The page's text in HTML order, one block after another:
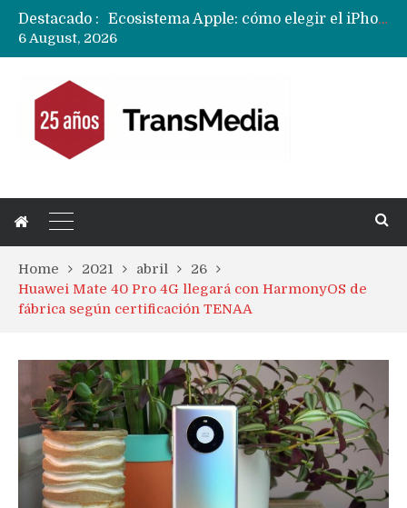
Destacado :
Nuevas filtraciones del Mate 90 Pro Max apuntan a potenciar las cámaras y pantalla OLED doble capa
6 August, 2026
Home 2021 abril
26
Huawei Mate 40 Pro 4G llegará con HarmonyOS de
fábrica según certificación TENAA